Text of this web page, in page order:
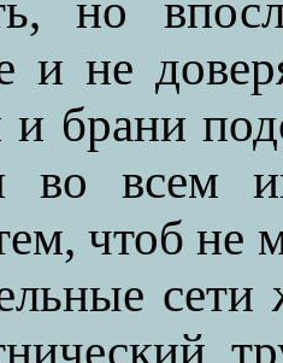
но
и не
и брани
во всем
чтоб не
сети